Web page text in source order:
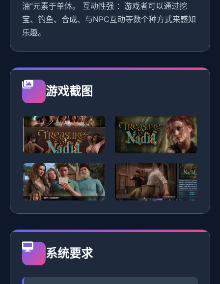
油”元素于单体。 互动性强 ：游戏者可以通过挖
宝、钓鱼、合成、与NPC互动等数个种方式来感知
乐趣。
游戏截图
系统要求